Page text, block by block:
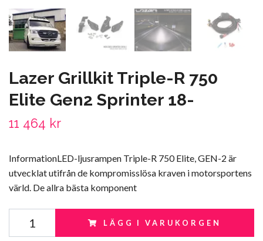
Lazer Grillkit Triple-R 750
Elite Gen2 Sprinter 18-
11 464 kr
InformationLED-ljusrampen Triple-R 750 Elite, GEN-2 är
utvecklat utifrån de kompromisslösa kraven i motorsportens
värld. De allra bästa komponent
LÄGG I VARUKORGEN